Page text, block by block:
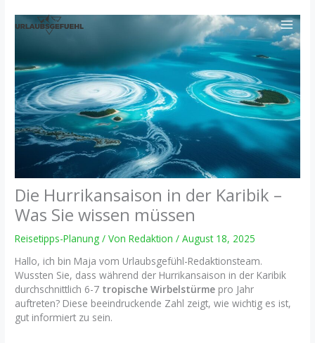
Die Hurrikansaison in der Karibik –
Was Sie wissen müssen
Reisetipps-Planung / VonRedaktion/August 18, 2025
Hallo, ich bin Maja vom Urlaubsgefühl-Redaktionsteam.
Wussten Sie, dass während der Hurrikansaison in der Karibik
durchschnittlich 6-7 tropische Wirbelstürme pro Jahr
auftreten? Diese beeindruckende Zahl zeigt, wie wichtig es ist,
gut informiert zu sein.